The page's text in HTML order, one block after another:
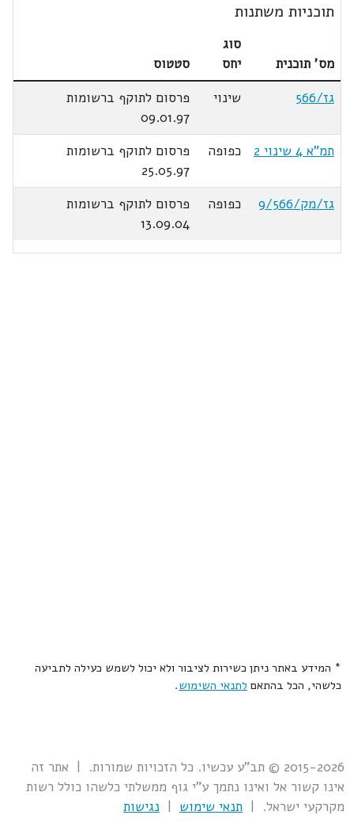
תוכניות משתנות
מס' תוכנית
סוג
יחס
סטטוס
גז/566
שינוי
פרסום לתוקף ברשומות
09.01.97
תמ"א 4 שינוי 2
כפופה
פרסום לתוקף ברשומות
25.05.97
גז/מק/9/566
כפופה
פרסום לתוקף ברשומות
13.09.04
* המידע באתר ניתן כשירות לציבור ולא יכול לשמש כעילה לתביעה
כלשהי, הכל בהתאם לתנאי השימוש.
2015-2026 © תב"ע עכשיו. כל הזכויות שמורות. | אתר זה
אינו קשור אל ואינו נתמך ע"י גוף ממשלתי כלשהו כולל רשות
מקרקעי ישראל. | תנאי שימוש | נגישות